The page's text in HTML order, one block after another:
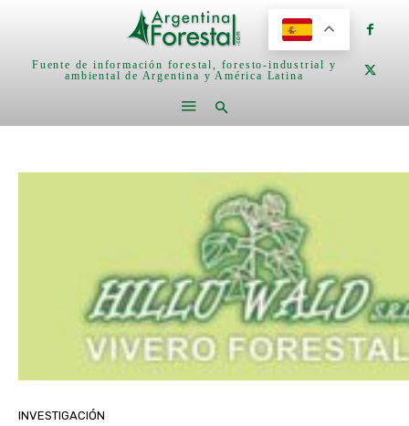
Fuente de información forestal, foresto-industrial y
ambiental de Argentina y América Latina
INVESTIGACIÓN